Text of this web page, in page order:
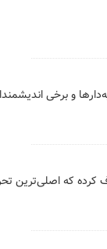
و برخی
کرده است یعنی اعتراف کرده که